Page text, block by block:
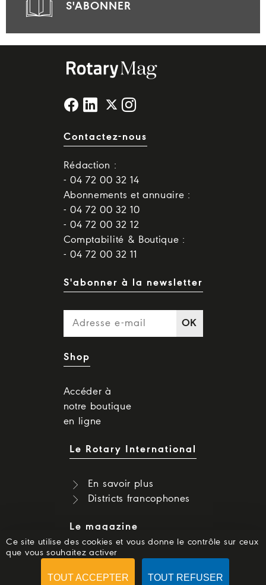
S'ABONNER
Contactez-nous
Rédaction :
- 04 72 00 32 14
Abonnements et annuaire :
- 04 72 00 32 10
- 04 72 00 32 12
Comptabilité & Boutique :
- 04 72 00 32 11
S'abonner à la newsletter
OK
Shop
Accéder à
notre boutique
en ligne
Le Rotary International
En savoir plus
Districts francophones
Le magazine
Dernier numéro
Numéros précédents
Ce site utilise des cookies et vous donne le contrôle sur ceux
que vous souhaitez activer
TOUT ACCEPTER TOUT REFUSER